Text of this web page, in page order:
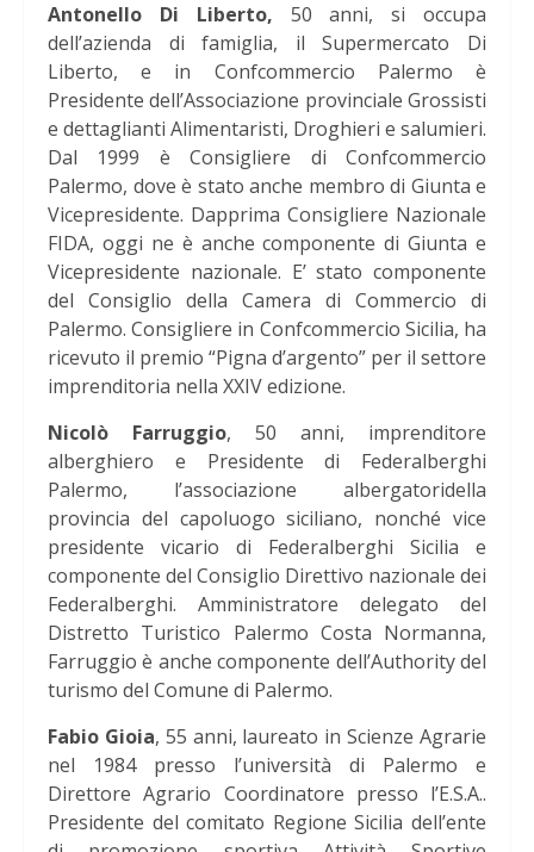
Antonello Di Liberto, 50 anni, si occupa
dell’azienda di famiglia, il Supermercato Di
Liberto, e in Confcommercio Palermo è
Presidente dell’Associazione provinciale Grossisti
e dettaglianti Alimentaristi, Droghieri e salumieri.
Dal 1999 è Consigliere di Confcommercio
Palermo, dove è stato anche membro di Giunta e
Vicepresidente. Dapprima Consigliere Nazionale
FIDA, oggi ne è anche componente di Giunta e
Vicepresidente nazionale. E’ stato componente
del Consiglio della Camera di Commercio di
Palermo. Consigliere in Confcommercio Sicilia, ha
ricevuto il premio “Pigna d’argento” per il settore
imprenditoria nella XXIV edizione.
Nicolò Farruggio, 50 anni, imprenditore
alberghiero e Presidente di Federalberghi
Palermo, l’associazione albergatoridella
provincia del capoluogo siciliano, nonché vice
presidente vicario di Federalberghi Sicilia e
componente del Consiglio Direttivo nazionale dei
Federalberghi. Amministratore delegato del
Distretto Turistico Palermo Costa Normanna,
Farruggio è anche componente dell’Authority del
turismo del Comune di Palermo.
Fabio Gioia, 55 anni, laureato in Scienze Agrarie
nel 1984 presso l’università di Palermo e
Direttore Agrario Coordinatore presso l’E.S.A..
Presidente del comitato Regione Sicilia dell’ente